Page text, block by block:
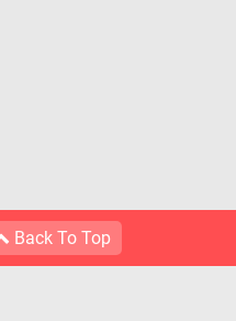
Back To Top